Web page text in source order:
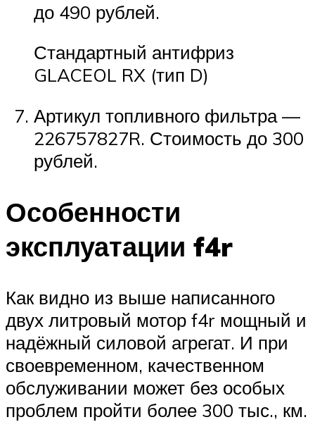
до 490 рублей.
Стандартный антифриз
GLACEOL RX (тип D)
Артикул топливного фильтра —
226757827R. Стоимость до 300
рублей.
Особенности
эксплуатации f4r
Как видно из выше написанного
двух литровый мотор f4r мощный и
надёжный силовой агрегат. И при
своевременном, качественном
обслуживании может без особых
проблем пройти более 300 тыс., км.